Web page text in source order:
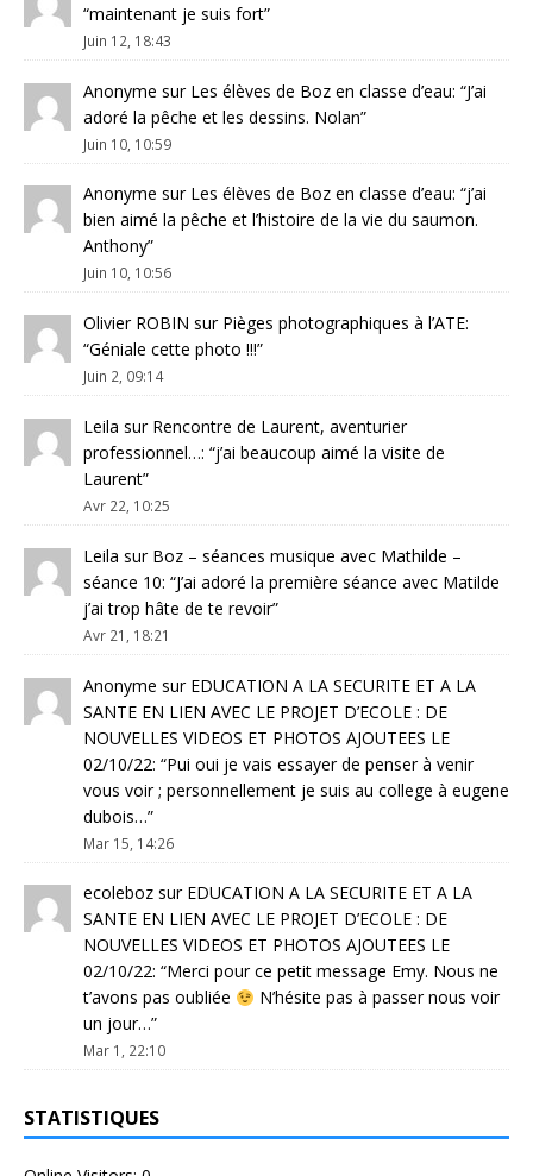
“maintenant je suis fort”
Juin 12, 18:43
Anonyme sur Les élèves de Boz en classe d’eau: “J’ai
adoré la pêche et les dessins. Nolan”
Juin 10, 10:59
Anonyme sur Les élèves de Boz en classe d’eau: “j’ai
bien aimé la pêche et l’histoire de la vie du saumon.
Anthony”
Juin 10, 10:56
Olivier ROBIN sur Pièges photographiques à l’ATE:
“Géniale cette photo !!!”
Juin 2, 09:14
Leila sur Rencontre de Laurent, aventurier
professionnel…: “j’ai beaucoup aimé la visite de
Laurent”
Avr 22, 10:25
Leila sur Boz – séances musique avec Mathilde –
séance 10: “J’ai adoré la première séance avec Matilde
j’ai trop hâte de te revoir”
Avr 21, 18:21
Anonyme sur EDUCATION A LA SECURITE ET A LA
SANTE EN LIEN AVEC LE PROJET D’ECOLE : DE
NOUVELLES VIDEOS ET PHOTOS AJOUTEES LE
02/10/22: “Pui oui je vais essayer de penser à venir
vous voir ; personnellement je suis au college à eugene
dubois…”
Mar 15, 14:26
ecoleboz sur EDUCATION A LA SECURITE ET A LA
SANTE EN LIEN AVEC LE PROJET D’ECOLE : DE
NOUVELLES VIDEOS ET PHOTOS AJOUTEES LE
02/10/22: “Merci pour ce petit message Emy. Nous ne
t’avons pas oubliée
N’hésite pas à passer nous voir
un jour…”
Mar 1, 22:10
STATISTIQUES